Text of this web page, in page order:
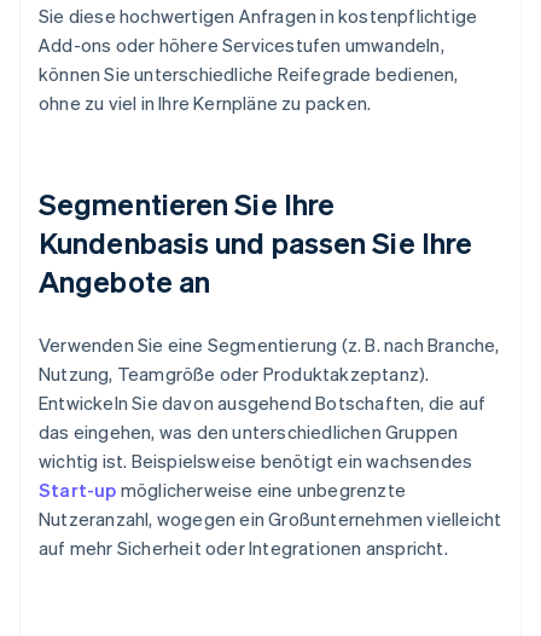
Sie diese hochwertigen Anfragen in kostenpflichtige
Add-ons oder höhere Servicestufen umwandeln,
können Sie unterschiedliche Reifegrade bedienen,
ohne zu viel in Ihre Kernpläne zu packen.
Segmentieren Sie Ihre
Kundenbasis und passen Sie Ihre
Angebote an
Verwenden Sie eine Segmentierung (z. B. nach Branche,
Nutzung, Teamgröße oder Produktakzeptanz).
Entwickeln Sie davon ausgehend Botschaften, die auf
das eingehen, was den unterschiedlichen Gruppen
wichtig ist. Beispielsweise benötigt ein wachsendes
Start-up möglicherweise eine unbegrenzte
Nutzeranzahl, wogegen ein Großunternehmen vielleicht
auf mehr Sicherheit oder Integrationen anspricht.